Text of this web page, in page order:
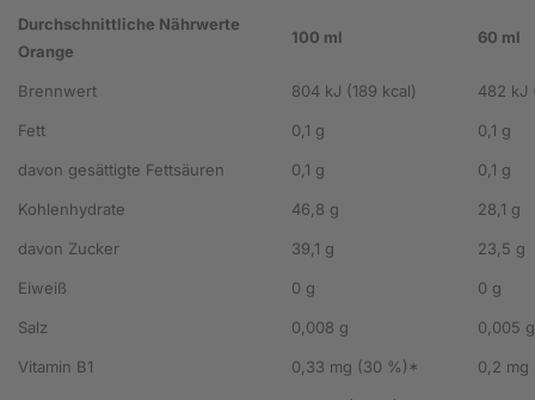
Durchschnittliche Nährwerte
Orange
100 ml 60 ml
Brennwert 804 kJ (189 kcal) 482 kJ
Fett 0,1 g 0,1 g
davon gesättigte Fettsäuren 0,1 g 0,1 g
Kohlenhydrate 46,8 g 28,1 g
davon Zucker 39,1 g 23,5 g
Eiweiß 0 g 0 g
Salz 0,008 g 0,005 g
Vitamin B1 0,33 mg (30 %)* 0,2 mg